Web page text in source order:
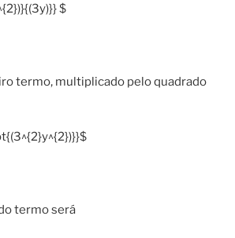
$
termo, multiplicado pelo quadrado
termo será